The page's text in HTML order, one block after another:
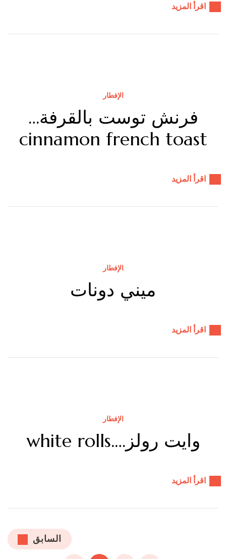
اقرأ المزيد
الإفطار
فرنش توست بالقرفة…
cinnamon french toast
اقرأ المزيد
الإفطار
ميني دونات
اقرأ المزيد
الإفطار
وايت رولز….white rolls
اقرأ المزيد
السابق